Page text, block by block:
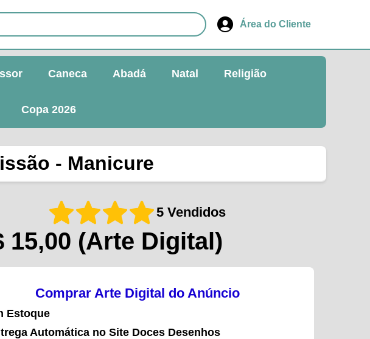
Área do Cliente
Caneca Abadá Natal Religião
Copa 2026
- Manicure
5 Vendidos
15,00 (Arte Digital)
Comprar Arte Digital do Anúncio
Estoque
Automática no Site Doces Desenhos